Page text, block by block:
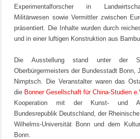
Experimentalforscher in
Militärwesen sowie Vermittler zwischen
präsentiert. Die Inhalte wurden durch
und in einer luftigen Konstruktion aus
Die Ausstellung stand unter der
Oberbürgermeisters der Bundesstadt Bonn,
Nimptsch. Die Veranstalter waren das
die Bonner Gesellschaft für China-Studien
Kooperation mit der Kunst- und
Bundesrepublik Deutschland, der
Wilhelms-Universität Bonn und dem
Bonn.